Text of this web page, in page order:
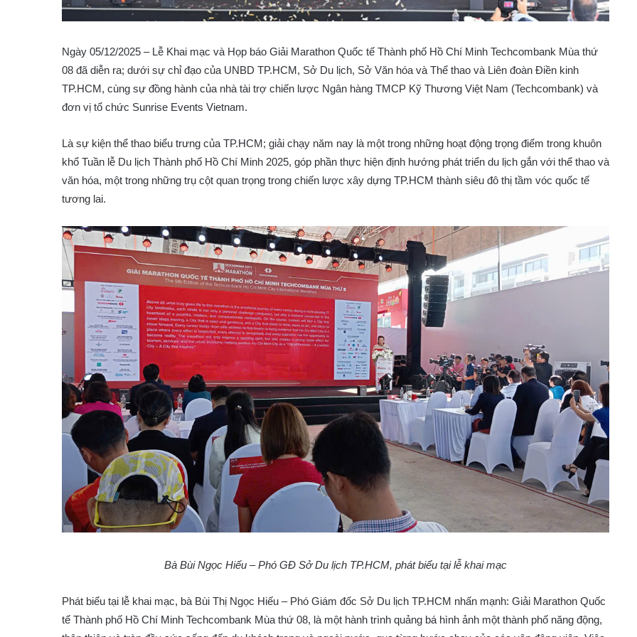
Ngày 05/12/2025 – Lễ Khai mạc và Họp báo Giải Marathon Quốc tế Thành phố Hồ Chí Minh Techcombank Mùa thứ
08 đã diễn ra; dưới sự chỉ đạo của UNBD TP.HCM, Sở Du lịch, Sở Văn hóa và Thể thao và Liên đoàn Điền kinh
TP.HCM, cùng sự đồng hành của nhà tài trợ chiến lược Ngân hàng TMCP Kỹ Thương Việt Nam (Techcombank) và
đơn vị tổ chức Sunrise Events Vietnam.
Là sự kiện thể thao biểu trưng của TP.HCM; giải chạy năm nay là một trong những hoạt động trọng điểm trong khuôn
khổ Tuần lễ Du lịch Thành phố Hồ Chí Minh 2025, góp phần thực hiện định hướng phát triển du lịch gắn với thể thao và
văn hóa, một trong những trụ cột quan trọng trong chiến lược xây dựng TP.HCM thành siêu đô thị tầm vóc quốc tế
tương lai.
Bà Bùi Ngọc Hiếu – Phó GĐ Sở Du lịch TP.HCM, phát biểu tại lễ khai mạc
Phát biểu tại lễ khai mạc, bà Bùi Thị Ngọc Hiếu – Phó Giám đốc Sở Du lịch TP.HCM nhấn mạnh: Giải Marathon Quốc
tế Thành phố Hồ Chí Minh Techcombank Mùa thứ 08, là một hành trình quảng bá hình ảnh một thành phố năng động,